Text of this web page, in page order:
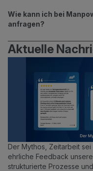
Wie kann ich bei
anfragen?
Aktuelle
Der Mythos, Zeitarbeit
ehrliche Feedback
strukturierte Prozesse